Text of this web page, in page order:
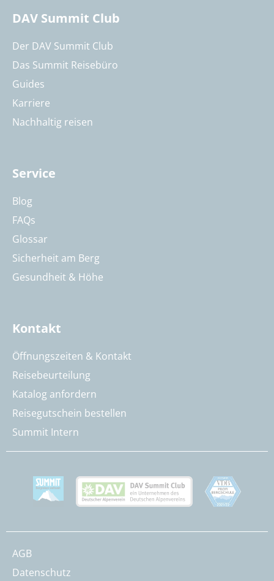
DAV Summit Club
Der DAV Summit Club
Das Summit Reisebüro
Guides
Karriere
Nachhaltig reisen
Service
Blog
FAQs
Glossar
Sicherheit am Berg
Gesundheit & Höhe
Kontakt
Öffnungszeiten & Kontakt
Reisebeurteilung
Katalog anfordern
Reisegutschein bestellen
Summit Intern
AGB
Datenschutz